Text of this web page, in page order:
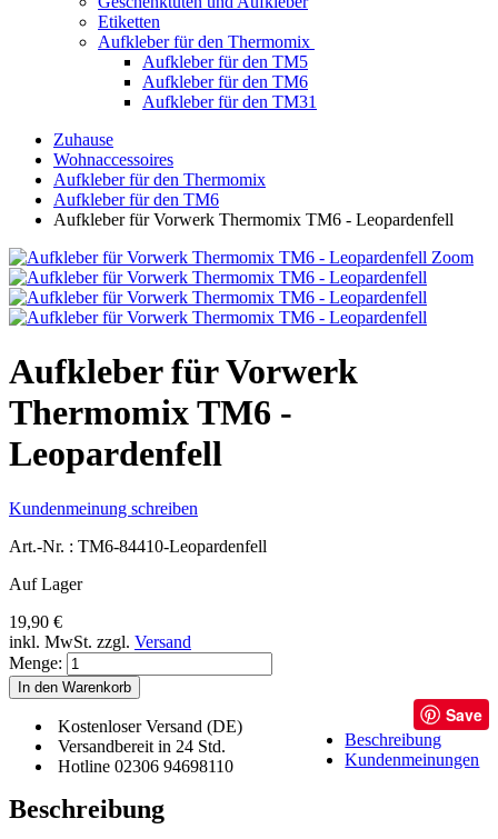
Etiketten
Aufkleber für den Thermomix
Aufkleber für den TM5
Aufkleber für den TM6
Aufkleber für den TM31
Zuhause
Wohnaccessoires
Aufkleber für den Thermomix
Aufkleber für den TM6
Aufkleber für Vorwerk Thermomix TM6 - Leopardenfell
Zoom
Aufkleber für Vorwerk
Thermomix TM6 -
Leopardenfell
Kundenmeinung schreiben
Art.-Nr. : TM6-84410-Leopardenfell
Auf Lager
19,90 €
inkl. MwSt. zzgl. Versand
Menge:
In den Warenkorb
Kostenloser Versand (DE)
Versandbereit in 24 Std.
Hotline 02306 94698110
Save
Beschreibung
Kundenmeinungen
Beschreibung